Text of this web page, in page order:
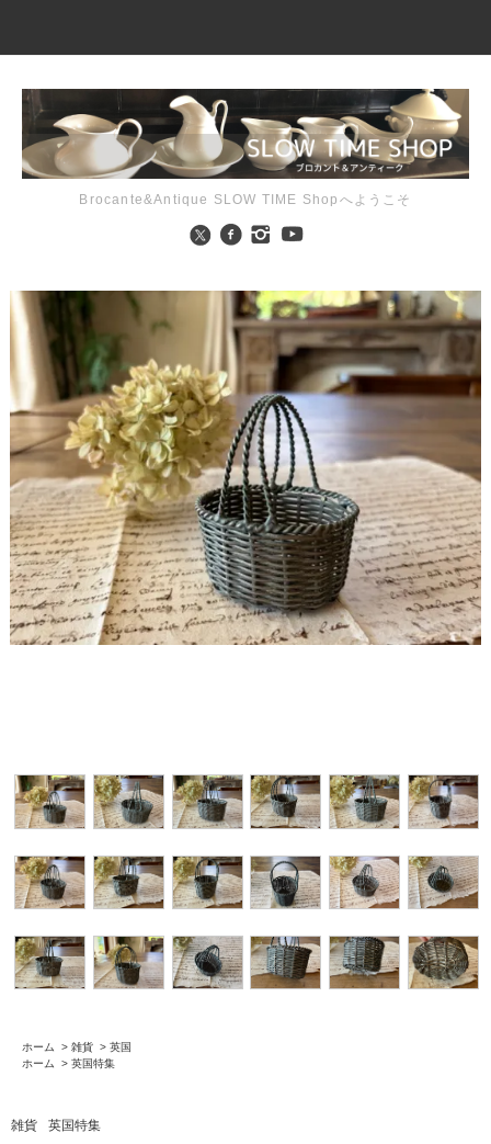
Brocante&Antique SLOW TIME Shopへようこそ
ホーム > 雑貨 > 英国
ホーム
> 英国特集
雑貨 英国特集